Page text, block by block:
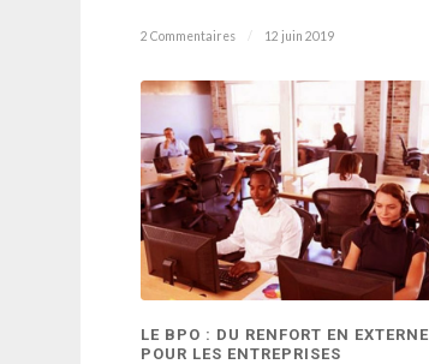
2 Commentaires / 12 juin 2019
LE BPO : DU RENFORT EN EXTERNE
POUR LES ENTREPRISES